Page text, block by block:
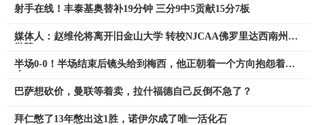
射手在线！丰泰基奥替补19分钟 三分9中5贡献15分7板
媒体人：赵维伦将离开旧金山大学 转校NJCAA佛罗里达西南州立
半场0-0！半场结束后镜头给到梅西，他正朝着一个方向抱怨着什
巴萨想砍价，曼联等着卖，拉什福德自己反倒不急了？
拜仁憋了13年憋出这1胜，诺伊尔成了唯一活化石